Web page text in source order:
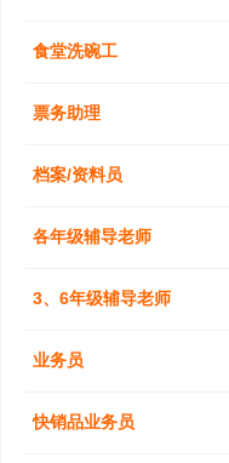
食堂洗碗工
票务助理
档案/资料员
各年级辅导老师
3、6年级辅导老师
业务员
快销品业务员